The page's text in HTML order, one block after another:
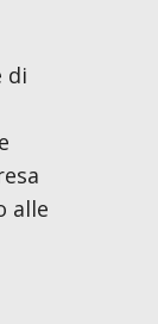
di
alle